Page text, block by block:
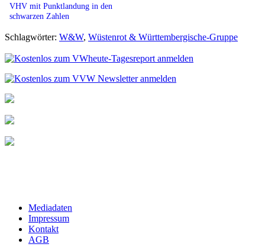
VHV mit Punktlandung in den
schwarzen Zahlen
Schlagwörter: W&W, Wüstenrot & Württembergische-Gruppe
Mediadaten
Impressum
Kontakt
AGB